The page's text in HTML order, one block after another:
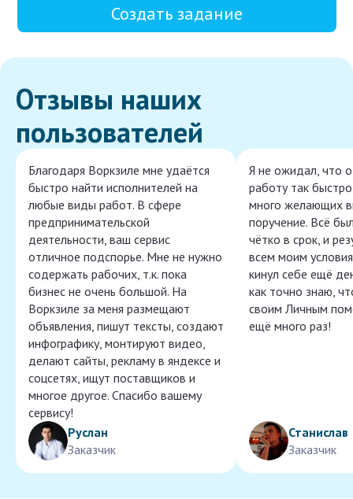
Создать задание
Отзывы наших
пользователей
Благодаря Воркзиле мне удаётся
быстро найти исполнителей на
любые виды работ. В сфере
предпринимательской
деятельности, ваш сервис
отличное подспорье. Мне не нужно
содержать рабочих, т.к. пока
бизнес не очень большой. На
Воркзиле за меня размещают
объявления, пишут тексты, создают
инфографику, монтируют видео,
делают сайты, рекламу в яндексе и
соцсетях, ищут поставщиков и
многое другое. Спасибо вашему
сервису!
Руслан
Заказчик
Я не ожидал, что
работу так
много желающих
поручение. Всё
чётко в срок, и
всем моим
кинул себе ещё
как точно знаю,
своим Личным
ещё много раз!
Станислав
Заказчик